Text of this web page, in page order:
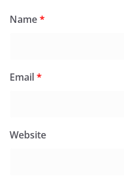
Name*
Email*
Website